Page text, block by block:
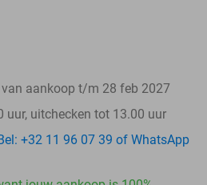
aankoop t/m 28 feb 2027
uur, uitchecken tot 13.00 uur
+32 11 96 07 39 of WhatsApp